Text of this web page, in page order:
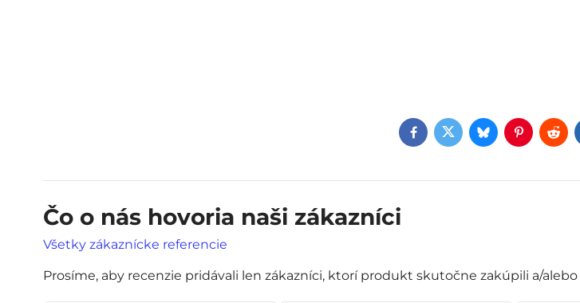
Facebook
TwitterBlueskyPinterest
Čo o nás hovoria naši zákazníci
Všetky zákaznícke referencie
Prosíme, aby recenzie pridávali len zákazníci, ktorí produkt skutočne zakúpili a/